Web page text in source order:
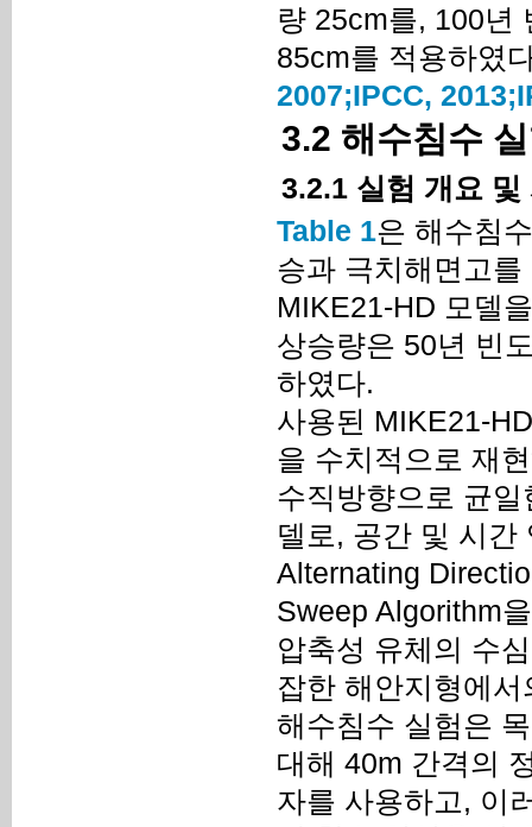
량 25cm를, 100년
85cm를 적용하였
2007;IPCC, 2013;
3.2 해수침수
3.2.1 실험 개요 및
Table 1은 해수침
승과 극치해면고
MIKE21-HD 모델
상승량은 50년 빈
하였다.
사용된 MIKE21-
을 수치적으로 재
수직방향으로 균
델로, 공간 및 시간
Alternating
Sweep Algorithm
압축성 유체의 수
잡한 해안지형에
해수침수 실험은
대해 40m 간격의
자를 사용하고, 이